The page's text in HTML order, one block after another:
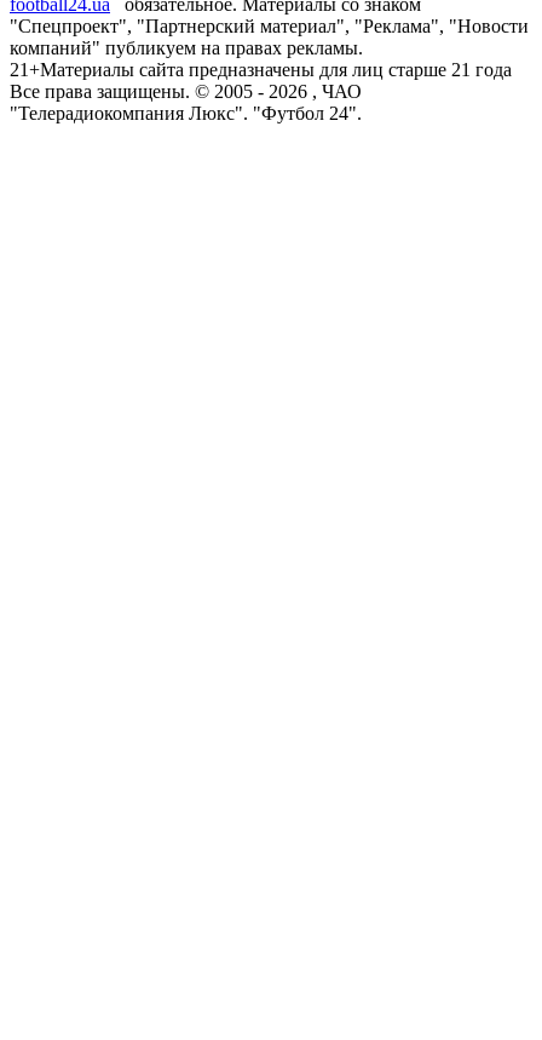
football24.ua
обязательное. Материалы со знаком
"Спецпроект", "Партнерский материал", "Реклама", "Новости
компаний" публикуем на правах рекламы.
21+Материалы сайта предназначены для лиц старше 21 года
Все права защищены. © 2005 - 2026 , ЧАО
"Телерадиокомпания Люкс". "Футбол 24".